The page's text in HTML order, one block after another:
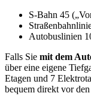
S-Bahn 45
Autobuslinien
Falls Sie mit dem
über eine eigene
Etagen und 7
bequem direkt vor